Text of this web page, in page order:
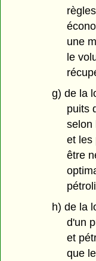
une
le
g) de la
puits
selon
et les
être
h) de la
d'un
et
que